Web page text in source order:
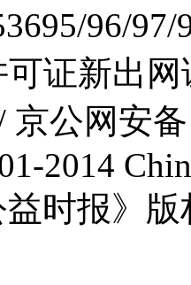
96/
证新出
京公网安
2014
益时报》